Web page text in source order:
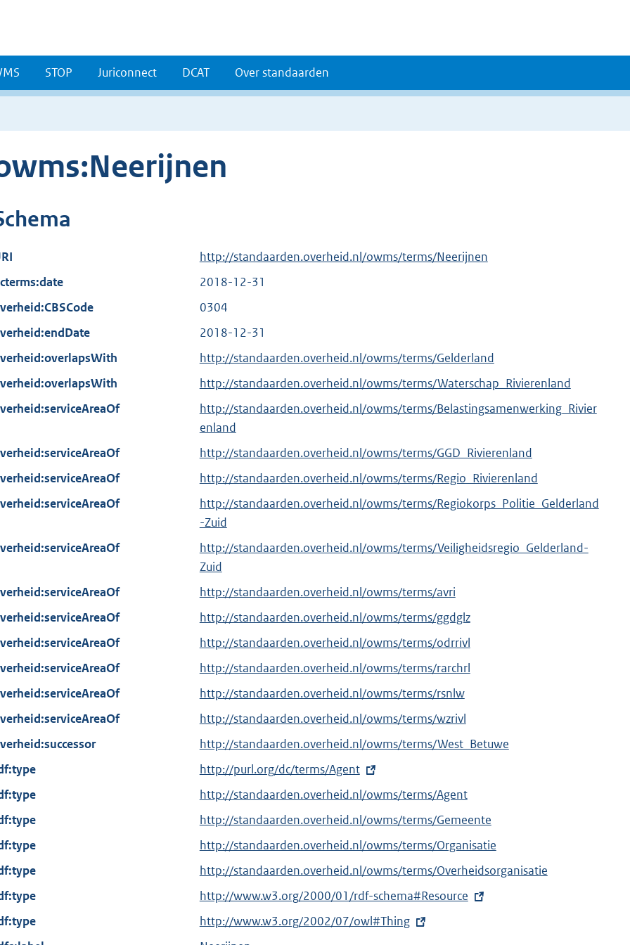
STOP Juriconnect DCAT Over standaarden
http://standaarden.overheid.nl/owms/terms/Neerijnen
2018-12-31
0304
2018-12-31
http://standaarden.overheid.nl/owms/terms/Gelderland
http://standaarden.overheid.nl/owms/terms/Waterschap_Rivierenland
http://standaarden.overheid.nl/owms/terms/Belastingsamenwerking_Rivier
enland
http://standaarden.overheid.nl/owms/terms/GGD_Rivierenland
http://standaarden.overheid.nl/owms/terms/Regio_Rivierenland
http://standaarden.overheid.nl/owms/terms/Regiokorps_Politie_Gelderland
-Zuid
http://standaarden.overheid.nl/owms/terms/Veiligheidsregio_Gelderland-
Zuid
http://standaarden.overheid.nl/owms/terms/avri
http://standaarden.overheid.nl/owms/terms/ggdglz
http://standaarden.overheid.nl/owms/terms/odrrivl
http://standaarden.overheid.nl/owms/terms/rarchrl
http://standaarden.overheid.nl/owms/terms/rsnlw
http://standaarden.overheid.nl/owms/terms/wzrivl
http://standaarden.overheid.nl/owms/terms/West_Betuwe
E
x
e
r
n
l
i
n
http://purl.org/dc/terms/Agent
http://standaarden.overheid.nl/owms/terms/Agent
http://standaarden.overheid.nl/owms/terms/Gemeente
http://standaarden.overheid.nl/owms/terms/Organisatie
http://standaarden.overheid.nl/owms/terms/Overheidsorganisatie
E
x
http://www.w3.org/2000/01/rdf-schema#Resource
E
x
http://www.w3.org/2002/07/owl#Thing